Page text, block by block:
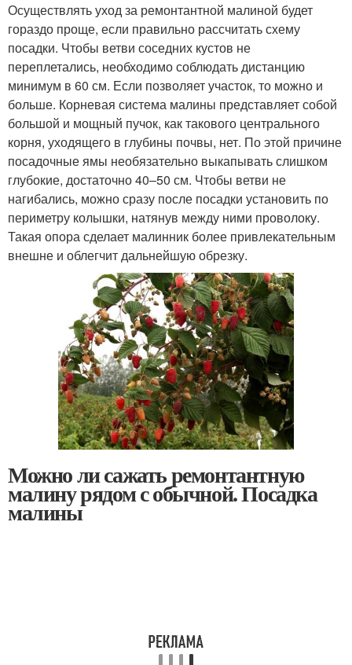
Осуществлять уход за ремонтантной малиной будет
гораздо проще, если правильно рассчитать схему
посадки. Чтобы ветви соседних кустов не
переплетались, необходимо соблюдать дистанцию
минимум в 60 см. Если позволяет участок, то можно и
больше. Корневая система малины представляет собой
большой и мощный пучок, как такового центрального
корня, уходящего в глубины почвы, нет. По этой причине
посадочные ямы необязательно выкапывать слишком
глубокие, достаточно 40–50 см. Чтобы ветви не
нагибались, можно сразу после посадки установить по
периметру колышки, натянув между ними проволоку.
Такая опора сделает малинник более привлекательным
внешне и облегчит дальнейшую обрезку.
Можно ли сажать ремонтантную
малину рядом с обычной. Посадка
малины